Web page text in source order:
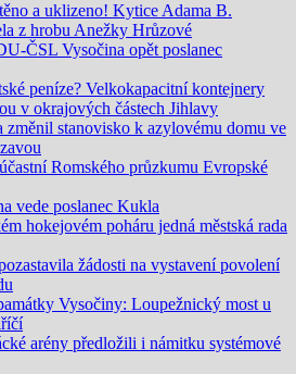
a uklizeno! Kytice Adama B.
z hrobu Anežky Hrůzové
ČSL Vysočina opět poslanec
peníze? Velkokapacitní kontejnery
v okrajových částech Jihlavy
změnil stanovisko k azylovému domu ve
Romského průzkumu Evropské
vede poslanec Kukla
hokejovém poháru jedná městská rada
žádosti na vystavení povolení
Vysočiny: Loupežnický most u
arény předložili i námitku systémové